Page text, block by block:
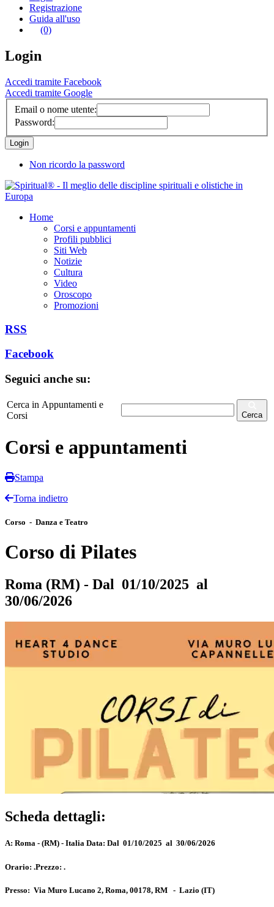
Registrazione
Guida all'uso
(0)
Login
Accedi tramite Facebook
Accedi tramite Google
Email o nome utente:
Password:
Non ricordo la password
Home
Corsi e appuntamenti
Profili pubblici
Siti Web
Notizie
Cultura
Video
Oroscopo
Promozioni
RSS
Facebook
Seguici anche su:
Cerca in Appuntamenti e
Corsi
Cerca
Corsi e appuntamenti
Stampa
Torna indietro
Corso - Danza e Teatro
Corso di Pilates
Roma (RM) - Dal 01/10/2025 al
30/06/2026
Scheda dettagli:
A: Roma - (RM) - Italia Data: Dal 01/10/2025 al 30/06/2026
Orario: .Prezzo: .
Presso: Via Muro Lucano 2, Roma, 00178, RM - Lazio (IT)